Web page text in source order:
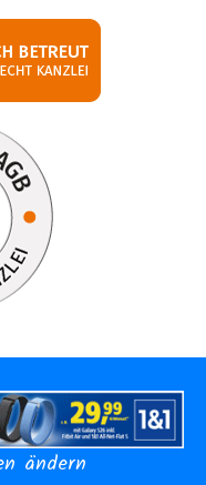
ändern